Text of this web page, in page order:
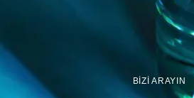
BİZİ ARAYIN